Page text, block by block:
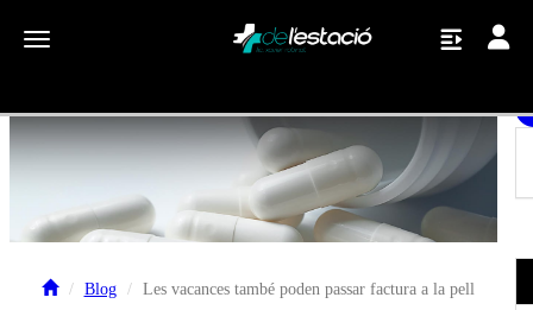
Toggle navigation
Blog Les vacances també poden passar factura a la pell